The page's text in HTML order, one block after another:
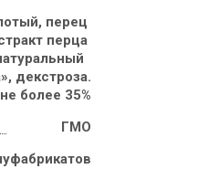
перец
перца
декстроза.
более 35%
ГМО